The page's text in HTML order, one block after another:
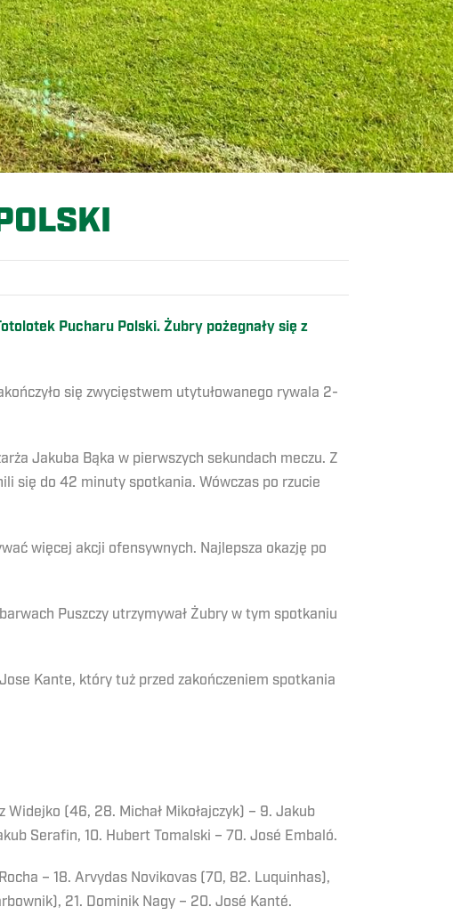
Pucharu Polski. Żubry pożegnały się z
się zwycięstwem utytułowanego rywala 2-
Jakuba Bąka w pierwszych sekundach meczu. Z
się do 42 minuty spotkania. Wówczas po rzucie
więcej akcji ofensywnych. Najlepsza okazję po
Puszczy utrzymywał Żubry w tym spotkaniu
Kante, który tuż przed zakończeniem spotkania
Widejko (46, 28. Michał Mikołajczyk) – 9. Jakub
Serafin, 10. Hubert Tomalski – 70. José Embaló.
– 18. Arvydas Novikovas (70, 82. Luquinhas),
21. Dominik Nagy – 20. José Kanté.